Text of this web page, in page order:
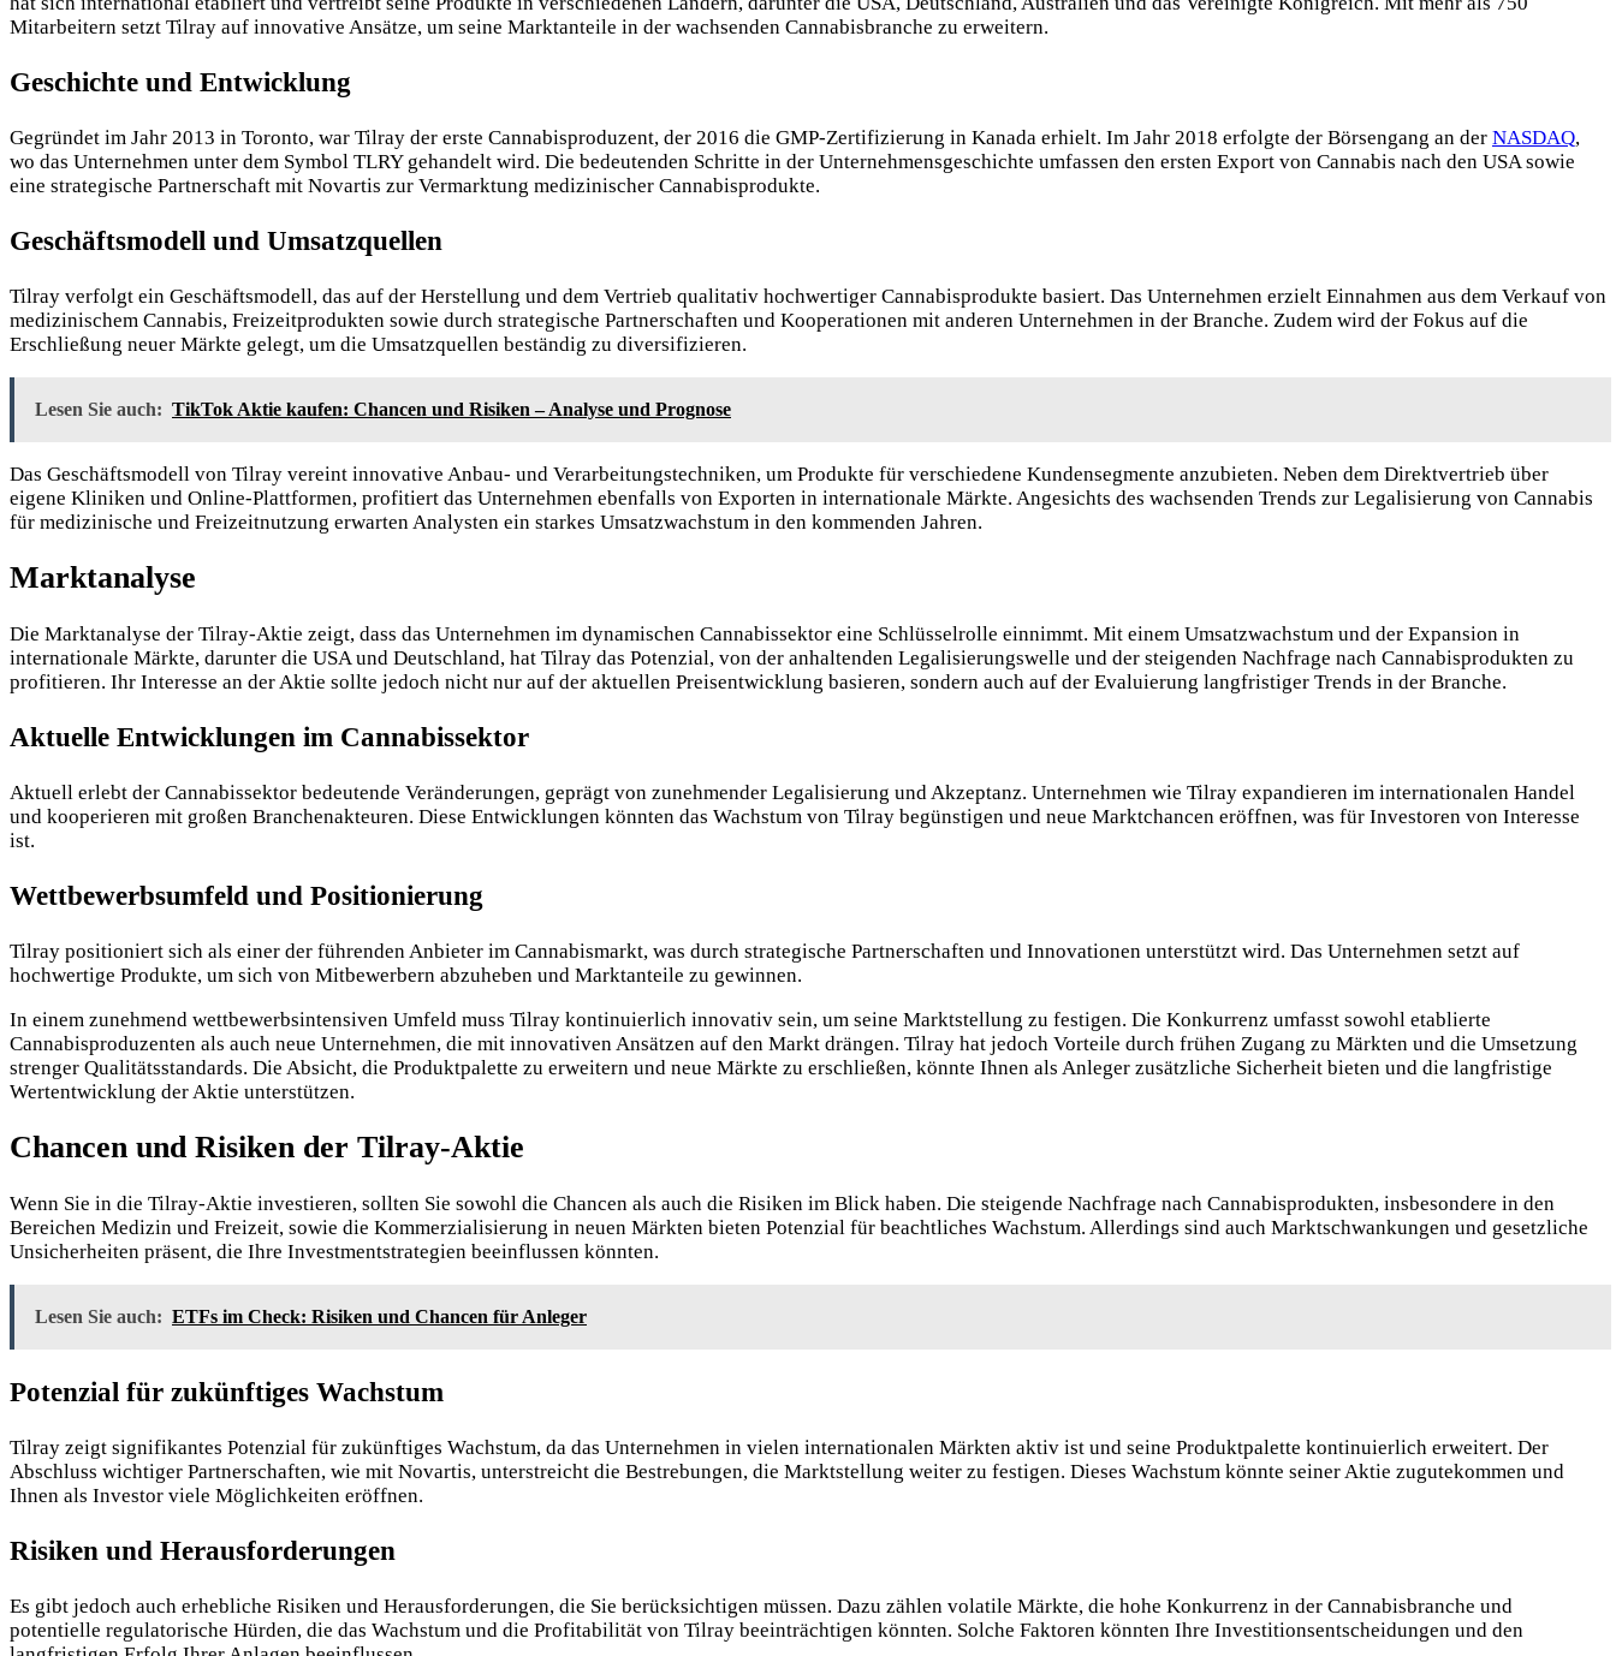
Mitarbeitern setzt Tilray auf innovative Ansätze, um seine Marktanteile in der wachsenden Cannabisbranche zu erweitern.
Geschichte und Entwicklung
Gegründet im Jahr 2013 in Toronto, war Tilray der erste Cannabisproduzent, der 2016 die GMP-Zertifizierung in Kanada erhielt. Im Jahr 2018 erfolgte der Börsengang an der NASDAQ,
wo das Unternehmen unter dem Symbol TLRY gehandelt wird. Die bedeutenden Schritte in der Unternehmensgeschichte umfassen den ersten Export von Cannabis nach den USA sowie
eine strategische Partnerschaft mit Novartis zur Vermarktung medizinischer Cannabisprodukte.
Geschäftsmodell und Umsatzquellen
Tilray verfolgt ein Geschäftsmodell, das auf der Herstellung und dem Vertrieb qualitativ hochwertiger Cannabisprodukte basiert. Das Unternehmen erzielt Einnahmen aus dem Verkauf von
medizinischem Cannabis, Freizeitprodukten sowie durch strategische Partnerschaften und Kooperationen mit anderen Unternehmen in der Branche. Zudem wird der Fokus auf die
Erschließung neuer Märkte gelegt, um die Umsatzquellen beständig zu diversifizieren.
Lesen Sie auch: TikTok Aktie kaufen: Chancen und Risiken – Analyse und Prognose
Das Geschäftsmodell von Tilray vereint innovative Anbau- und Verarbeitungstechniken, um Produkte für verschiedene Kundensegmente anzubieten. Neben dem Direktvertrieb über
eigene Kliniken und Online-Plattformen, profitiert das Unternehmen ebenfalls von Exporten in internationale Märkte. Angesichts des wachsenden Trends zur Legalisierung von Cannabis
für medizinische und Freizeitnutzung erwarten Analysten ein starkes Umsatzwachstum in den kommenden Jahren.
Marktanalyse
Die Marktanalyse der Tilray-Aktie zeigt, dass das Unternehmen im dynamischen Cannabissektor eine Schlüsselrolle einnimmt. Mit einem Umsatzwachstum und der Expansion in
internationale Märkte, darunter die USA und Deutschland, hat Tilray das Potenzial, von der anhaltenden Legalisierungswelle und der steigenden Nachfrage nach Cannabisprodukten zu
profitieren. Ihr Interesse an der Aktie sollte jedoch nicht nur auf der aktuellen Preisentwicklung basieren, sondern auch auf der Evaluierung langfristiger Trends in der Branche.
Aktuelle Entwicklungen im Cannabissektor
Aktuell erlebt der Cannabissektor bedeutende Veränderungen, geprägt von zunehmender Legalisierung und Akzeptanz. Unternehmen wie Tilray expandieren im internationalen Handel
und kooperieren mit großen Branchenakteuren. Diese Entwicklungen könnten das Wachstum von Tilray begünstigen und neue Marktchancen eröffnen, was für Investoren von Interesse
ist.
Wettbewerbsumfeld und Positionierung
Tilray positioniert sich als einer der führenden Anbieter im Cannabismarkt, was durch strategische Partnerschaften und Innovationen unterstützt wird. Das Unternehmen setzt auf
hochwertige Produkte, um sich von Mitbewerbern abzuheben und Marktanteile zu gewinnen.
In einem zunehmend wettbewerbsintensiven Umfeld muss Tilray kontinuierlich innovativ sein, um seine Marktstellung zu festigen. Die Konkurrenz umfasst sowohl etablierte
Cannabisproduzenten als auch neue Unternehmen, die mit innovativen Ansätzen auf den Markt drängen. Tilray hat jedoch Vorteile durch frühen Zugang zu Märkten und die Umsetzung
strenger Qualitätsstandards. Die Absicht, die Produktpalette zu erweitern und neue Märkte zu erschließen, könnte Ihnen als Anleger zusätzliche Sicherheit bieten und die langfristige
Wertentwicklung der Aktie unterstützen.
Chancen und Risiken der Tilray-Aktie
Wenn Sie in die Tilray-Aktie investieren, sollten Sie sowohl die Chancen als auch die Risiken im Blick haben. Die steigende Nachfrage nach Cannabisprodukten, insbesondere in den
Bereichen Medizin und Freizeit, sowie die Kommerzialisierung in neuen Märkten bieten Potenzial für beachtliches Wachstum. Allerdings sind auch Marktschwankungen und gesetzliche
Unsicherheiten präsent, die Ihre Investmentstrategien beeinflussen könnten.
Lesen Sie auch: ETFs im Check: Risiken und Chancen für Anleger
Potenzial für zukünftiges Wachstum
Tilray zeigt signifikantes Potenzial für zukünftiges Wachstum, da das Unternehmen in vielen internationalen Märkten aktiv ist und seine Produktpalette kontinuierlich erweitert. Der
Abschluss wichtiger Partnerschaften, wie mit Novartis, unterstreicht die Bestrebungen, die Marktstellung weiter zu festigen. Dieses Wachstum könnte seiner Aktie zugutekommen und
Ihnen als Investor viele Möglichkeiten eröffnen.
Risiken und Herausforderungen
Es gibt jedoch auch erhebliche Risiken und Herausforderungen, die Sie berücksichtigen müssen. Dazu zählen volatile Märkte, die hohe Konkurrenz in der Cannabisbranche und
potentielle regulatorische Hürden, die das Wachstum und die Profitabilität von Tilray beeinträchtigen könnten. Solche Faktoren könnten Ihre Investitionsentscheidungen und den